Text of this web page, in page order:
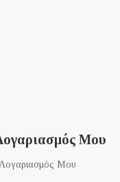
Μου
Μου